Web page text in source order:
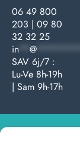
06 49 800
203 | 09 80
32 32 25
in
@
SAV 6j/7 :
Lu-Ve 8h-19h
| Sam 9h-17h